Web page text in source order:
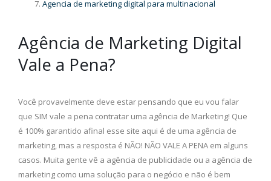
Agencia de marketing digital para multinacional
Agência de Marketing Digital
Vale a Pena?
Você provavelmente deve estar pensando que eu vou falar
que SIM vale a pena contratar uma agência de Marketing! Que
é 100% garantido afinal esse site aqui é de uma agência de
marketing, mas a resposta é NÃO! NÃO VALE A PENA em alguns
casos. Muita gente vê a agência de publicidade ou a agência de
marketing como uma solução para o negócio e não é bem